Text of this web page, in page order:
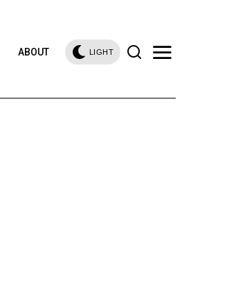
ABOUT LIGHT